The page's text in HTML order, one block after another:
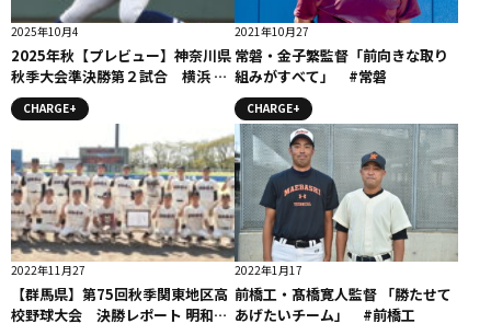
2025年10月4
2025年秋【プレビュー】神奈川県
秋季大会準決勝第２試合 横浜 対
東海大相模 10月４日12時半時試
合開始予定（保土ケ谷）
CHARGE+
2021年10月27
常磐・金子繁監督「前向きな取り
組みがすべて」 #常磐
CHARGE+
2022年11月27
【群馬県】第75回秋季関東地区高
校野球大会 決勝レポート 明和県
2022年1月17
前橋工・髙橋寛人監督 「勝たせて
あげたいチーム」 #前橋工